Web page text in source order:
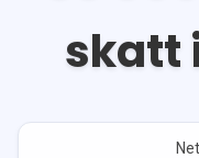
skatt